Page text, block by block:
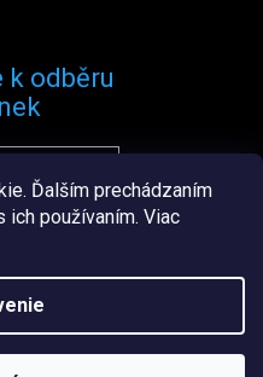
Ďalším prechádzaním
ich používaním. Viac
k odběru
se